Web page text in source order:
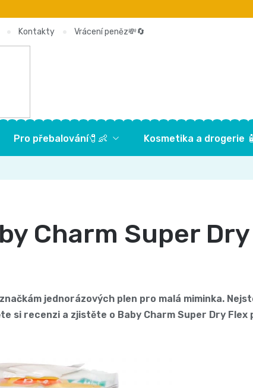
Kontakty Vrácení peněz💸🔄
Pro přebalování🧷👶 Kosmetika a drogerie
Charm Super
jednorázových plen pro malá miminka.
si recenzi a zjistěte o Baby Charm Super Dry Flex